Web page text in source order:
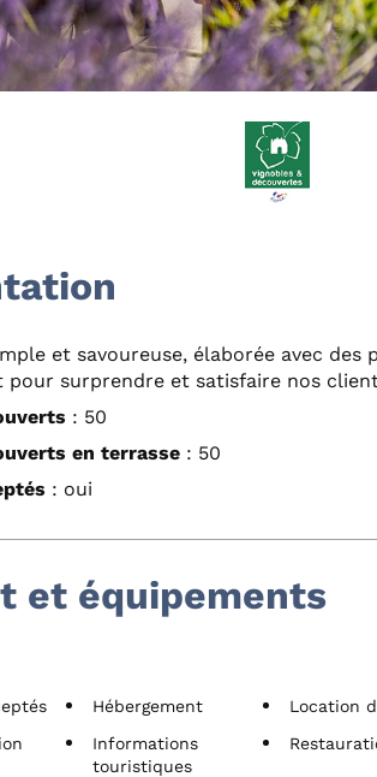
et savoureuse, élaborée avec
pour surprendre et satisfaire nos
: 50
en terrasse : 50
: oui
et équipements
Hébergement Location
Informations
touristiques